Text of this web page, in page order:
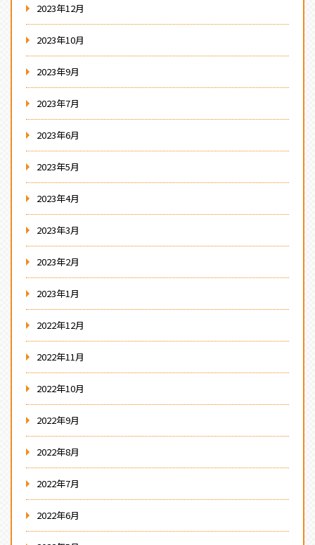
2023年12月
2023年10月
2023年9月
2023年7月
2023年6月
2023年5月
2023年4月
2023年3月
2023年2月
2023年1月
2022年12月
2022年11月
2022年10月
2022年9月
2022年8月
2022年7月
2022年6月